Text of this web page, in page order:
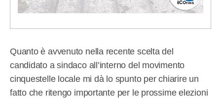
Quanto è avvenuto nella recente scelta del
candidato a sindaco all’interno del movimento
cinquestelle locale mi dà lo spunto per chiarire un
fatto che ritengo importante per le prossime elezioni